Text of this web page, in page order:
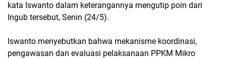
kata Iswanto dalam keterangannya mengutip poin dari
Ingub tersebut, Senin (24/5).
Iswanto menyebutkan bahwa mekanisme koordinasi,
pengawasan dan evaluasi pelaksanaan PPKM Mikro